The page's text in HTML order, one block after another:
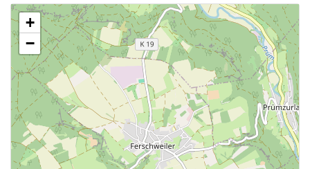
+
−